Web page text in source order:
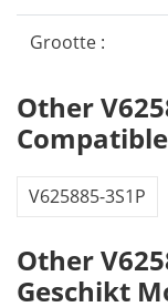
Grootte :
Other
V625885-3S1P
Other
Geschikt